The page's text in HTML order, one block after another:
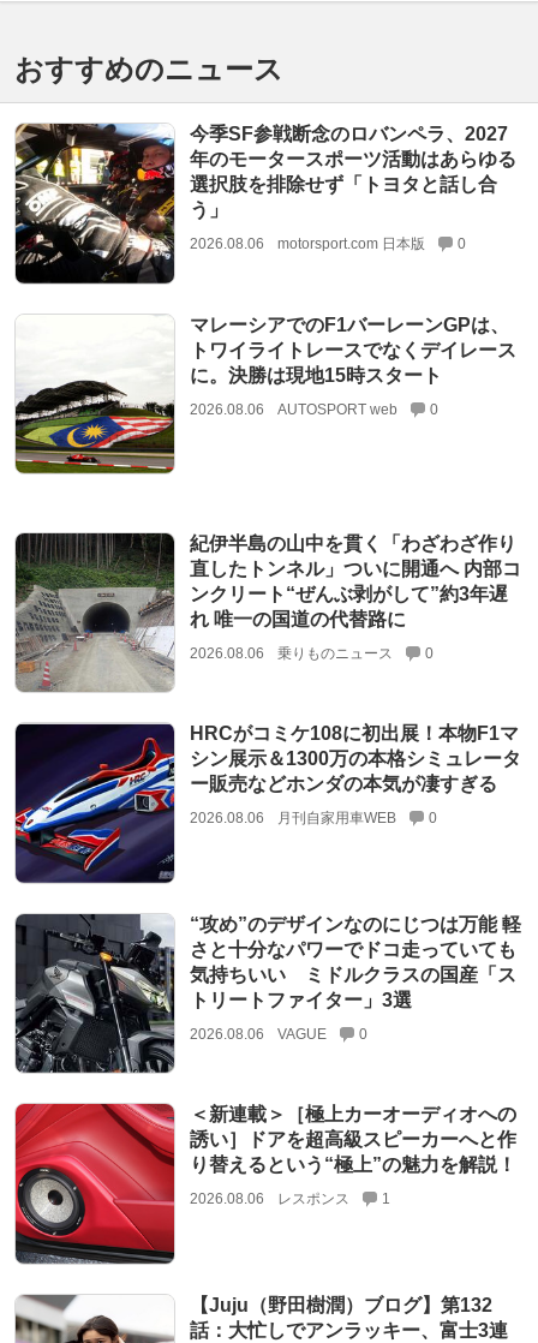
おすすめのニュース
今季SF参戦断念のロバンペラ、2027
年のモータースポーツ活動はあらゆる
選択肢を排除せず「トヨタと話し合
う」
2026.08.06 motorsport.com 日本版 0
マレーシアでのF1バーレーンGPは、
トワイライトレースでなくデイレース
に。決勝は現地15時スタート
2026.08.06 AUTOSPORT web 0
紀伊半島の山中を貫く「わざわざ作り
直したトンネル」ついに開通へ 内部コ
ンクリート“ぜんぶ剥がして”約3年遅
れ 唯一の国道の代替路に
2026.08.06 乗りものニュース 0
HRCがコミケ108に初出展！本物F1マ
シン展示＆1300万の本格シミュレータ
ー販売などホンダの本気が凄すぎる
2026.08.06 月刊自家用車WEB 0
“攻め”のデザインなのにじつは万能 軽
さと十分なパワーでドコ走っていても
気持ちいい ミドルクラスの国産「ス
トリートファイター」3選
2026.08.06 VAGUE 0
＜新連載＞［極上カーオーディオへの
誘い］ドアを超高級スピーカーへと作
り替えるという“極上”の魅力を解説！
2026.08.06 レスポンス 1
【Juju（野田樹潤）ブログ】第132
話：大忙しでアンラッキー、富士3連